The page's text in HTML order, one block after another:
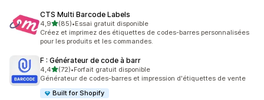
CTS Multi Barcode Labels
4,9étoile(s) sur 5
(85)
85 avis au total
•Essai gratuit disponible
Créez et imprimez des étiquettes de codes-barres personnalisées
pour les produits et les commandes.
F : Générateur de code à barr
4,4étoile(s) sur 5
(72)
72 avis au total
•Forfait gratuit disponible
Générateur de codes-barres et impression d'étiquettes de vente
Built for Shopify